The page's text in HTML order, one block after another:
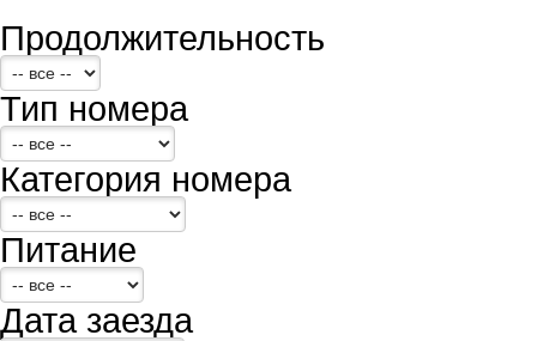
Продолжительность
Тип номера
Категория номера
Питание
Дата заезда